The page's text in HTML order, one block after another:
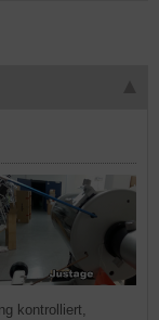
kontrolliert,